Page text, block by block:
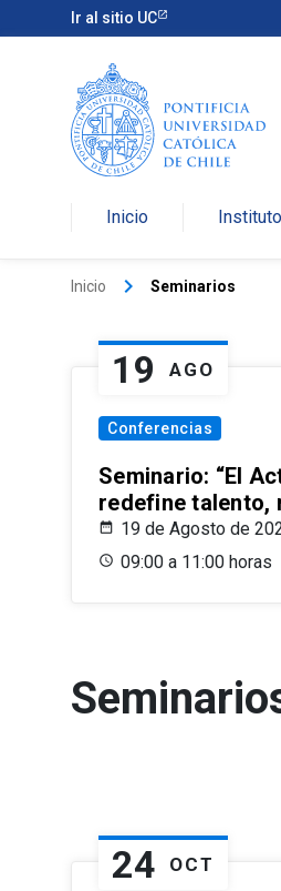
Ir al sitio UC
Inicio Instituto
Inicio keyboard_arrow_right Seminarios
19 AGO
Conferencias
Seminario: “El
redefine talento,
19 de Agosto de
09:00 a 11:00 horas
24 OCT